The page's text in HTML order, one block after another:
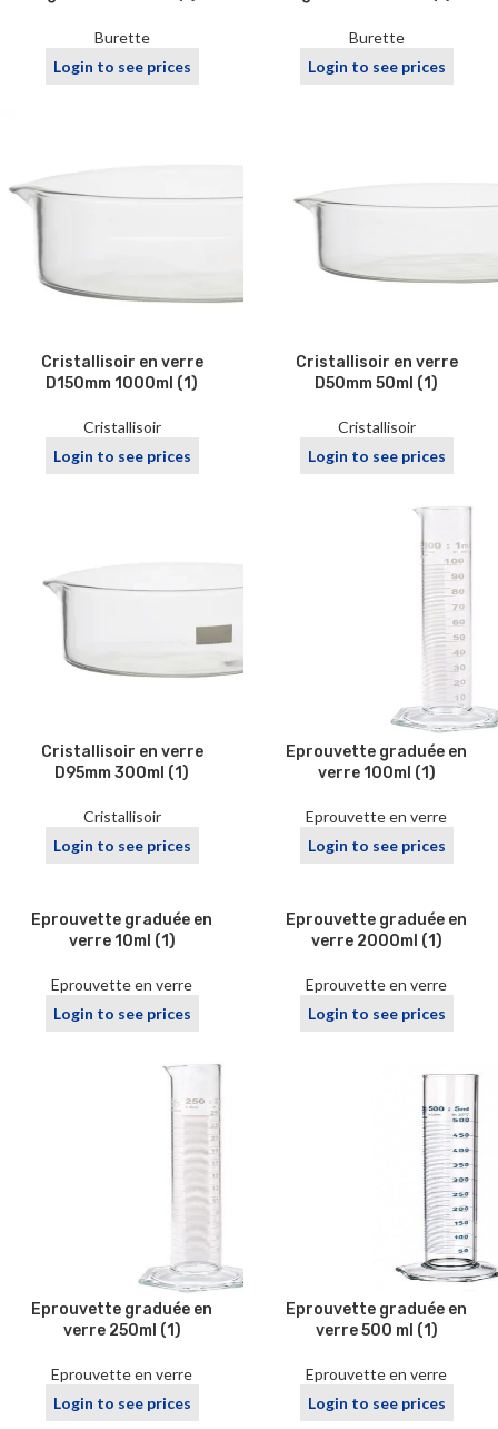
Burette
Login to see prices
Burette
Login to see prices
Cristallisoir en verre
D150mm 1000ml (1)
Cristallisoir
Login to see prices
Cristallisoir en verre
D50mm 50ml (1)
Cristallisoir
Login to see prices
Cristallisoir en verre
D95mm 300ml (1)
Cristallisoir
Login to see prices
Eprouvette graduée en
verre 100ml (1)
Eprouvette en verre
Login to see prices
Eprouvette graduée en
verre 10ml (1)
Eprouvette en verre
Login to see prices
Eprouvette graduée en
verre 2000ml (1)
Eprouvette en verre
Login to see prices
Eprouvette graduée en
verre 250ml (1)
Eprouvette en verre
Login to see prices
Eprouvette graduée en
verre 500 ml (1)
Eprouvette en verre
Login to see prices